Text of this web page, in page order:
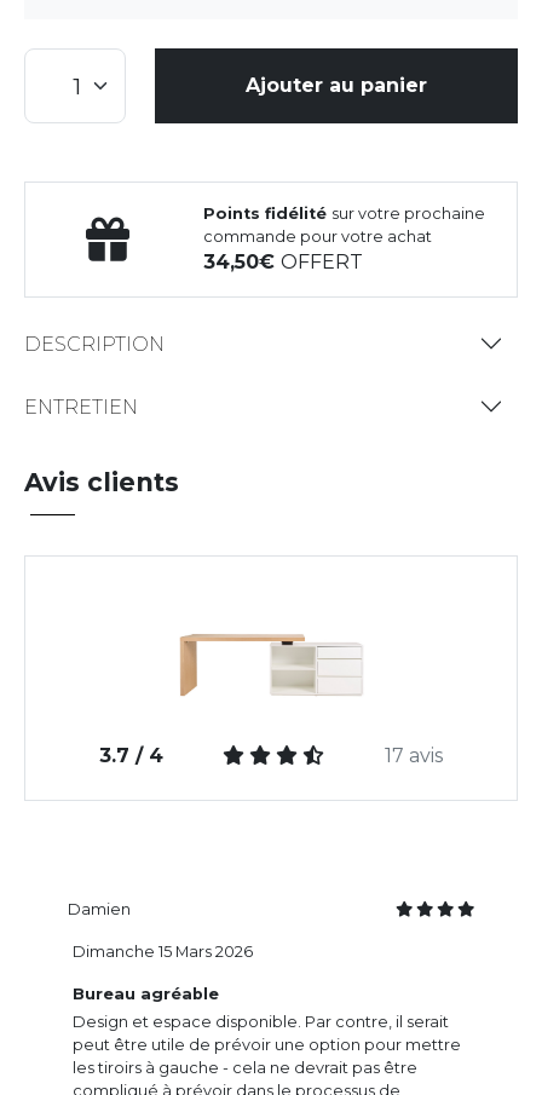
Ajouter au panier
Points fidélité sur votre prochaine
commande pour votre achat
34,50OFFERT
DESCRIPTION
ENTRETIEN
Avis clients
3.7 / 4 17 avis
Damien
Bureau agréable
Design et espace disponible. Par contre, il serait
peut être utile de prévoir une option pour mettre
les tiroirs à gauche - cela ne devrait pas être
compliqué à prévoir dans le processus de
Dimanche 15 Mars 2026